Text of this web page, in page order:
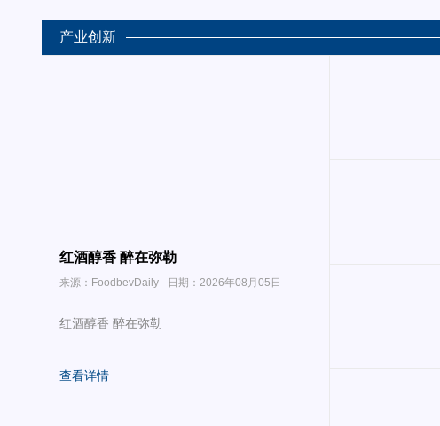
产业创新
红酒醇香 醉在弥勒
来源：FoodbevDaily 日期：2026年08月05日
红酒醇香 醉在弥勒
查看详情